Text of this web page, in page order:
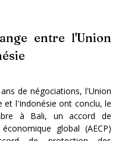
entre l'Union
de négociations, l'Union
et l'Indonésie ont conclu, le
à Bali, un accord de
global (AECP)